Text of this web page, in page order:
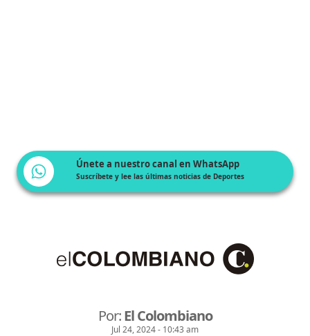
Únete a nuestro canal en WhatsApp
Suscríbete y lee las últimas noticias de Deportes
Por:El Colombiano
Jul 24, 2024 - 10:43 am